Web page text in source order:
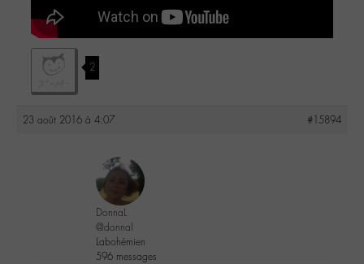
2
23 août 2016 à 4:07 #15894
DonnaL
@donnal
Labohémien
596 messages